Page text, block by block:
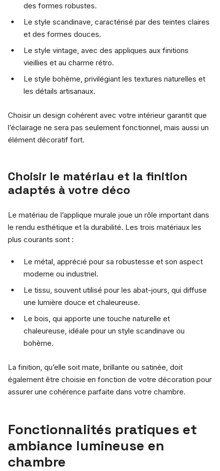
des formes robustes.
Le style scandinave, caractérisé par des teintes claires
et des formes douces.
Le style vintage, avec des appliques aux finitions
vieillies et au charme rétro.
Le style bohème, privilégiant les textures naturelles et
les détails artisanaux.
Choisir un design cohérent avec votre intérieur garantit que
l’éclairage ne sera pas seulement fonctionnel, mais aussi un
élément décoratif fort.
Choisir le matériau et la finition
adaptés à votre déco
Le matériau de l’applique murale joue un rôle important dans
le rendu esthétique et la durabilité. Les trois matériaux les
plus courants sont :
Le métal, apprécié pour sa robustesse et son aspect
moderne ou industriel.
Le tissu, souvent utilisé pour les abat-jours, qui diffuse
une lumière douce et chaleureuse.
Le bois, qui apporte une touche naturelle et
chaleureuse, idéale pour un style scandinave ou
bohème.
La finition, qu’elle soit mate, brillante ou satinée, doit
également être choisie en fonction de votre décoration pour
assurer une cohérence parfaite dans votre chambre.
Fonctionnalités pratiques et
ambiance lumineuse en
chambre